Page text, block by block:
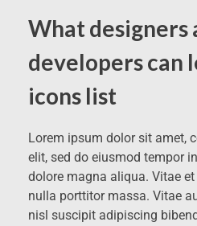
What designers
developers can
icons list
Lorem ipsum dolor sit amet,
elit, sed do eiusmod tempor
dolore magna aliqua. Vitae
nulla porttitor massa. Vitae
nisl suscipit adipiscing